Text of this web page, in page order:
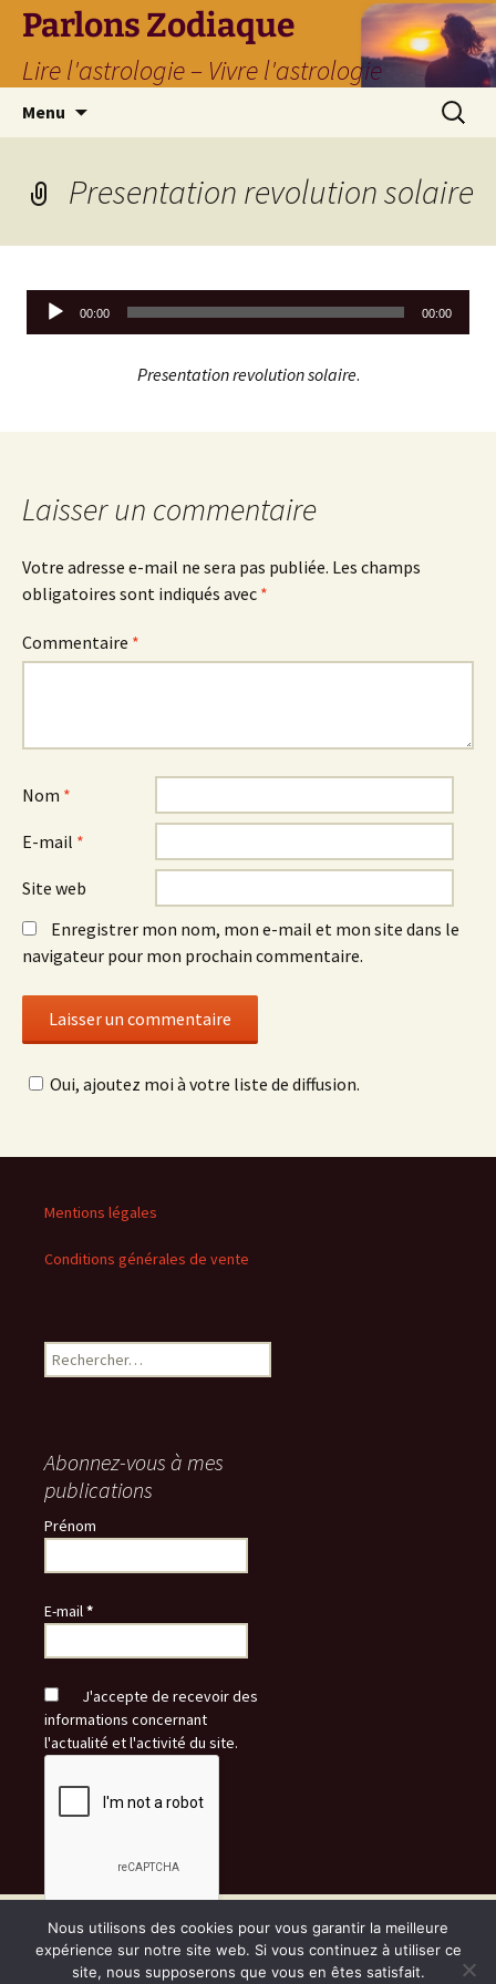
Parlons Zodiaque
Lire l'astrologie – Vivre l'astrologie
Menu
Presentation revolution solaire
Lecteur
audio
00:00 00:00
Presentation revolution solaire.
Laisser un commentaire
Votre adresse e-mail ne sera pas publiée. Les champs
obligatoires sont indiqués avec *
Commentaire *
Nom *
E-mail *
Site web
Enregistrer mon nom, mon e-mail et mon site dans le
navigateur pour mon prochain commentaire.
Oui, ajoutez moi à votre liste de diffusion.
Mentions légales
Conditions générales de vente
Rechercher :
Abonnez-vous à mes
publications
Prénom
E-mail*
J'accepte de recevoir des
informations concernant
l'actualité et l'activité du site.
Fièrement propulsé par WordPress
Nous utilisons des cookies pour vous garantir la meilleure
expérience sur notre site web. Si vous continuez à utiliser ce
site, nous supposerons que vous en êtes satisfait.